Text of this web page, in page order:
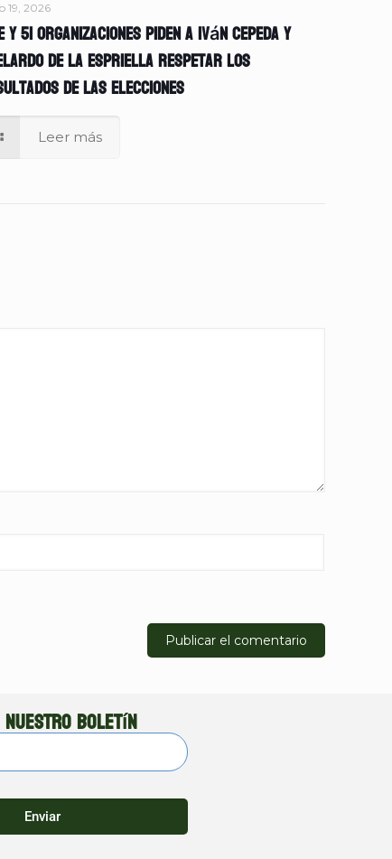
19, 2026
y 51 organizaciones piden a Iván Cepeda y
de la Espriella respetar los
de las elecciones
Leer más
nuestro boletín
Enviar